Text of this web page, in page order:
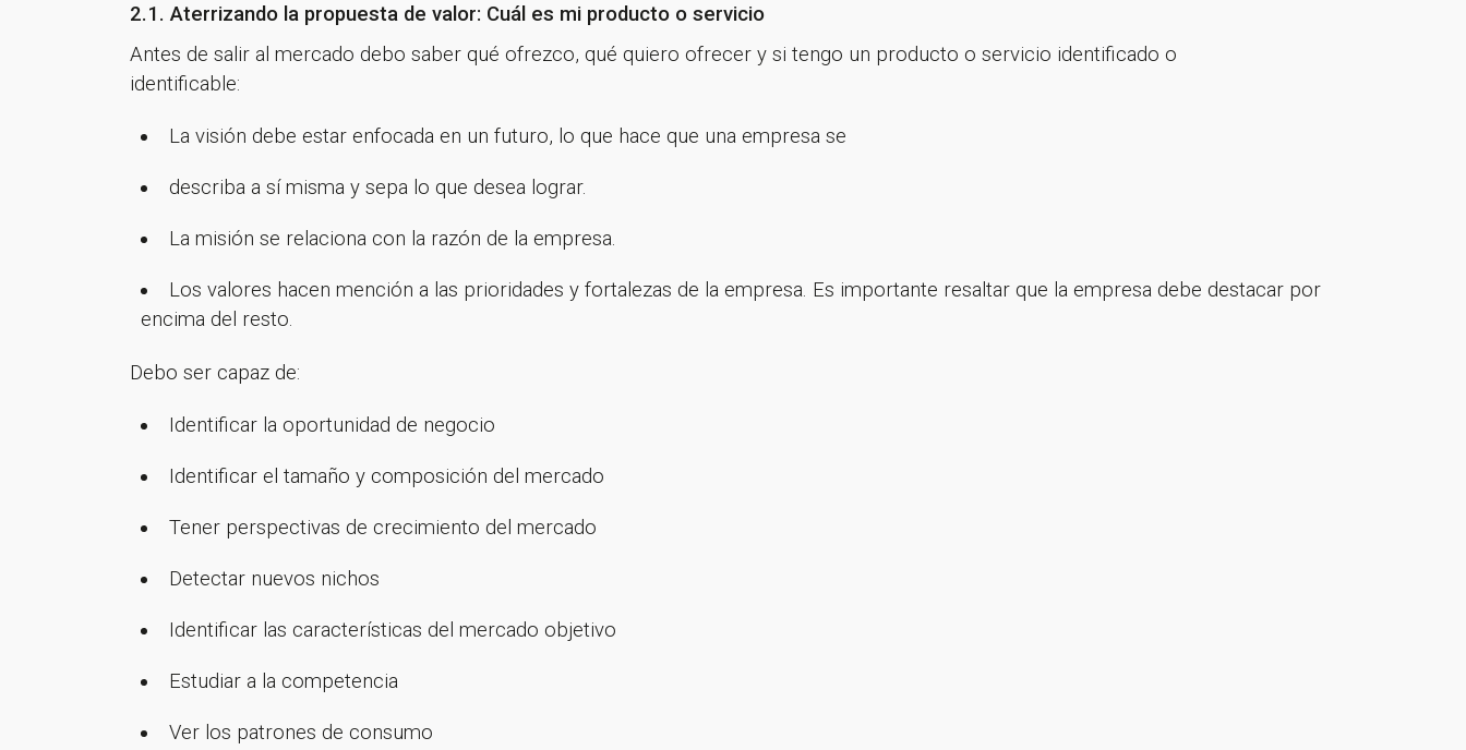
¡Gracias por suscribirte a nuestra newsletter!
¡Gracias por suscribirte a nuestra newsletter!
2.1. Aterrizando la propuesta de valor: Cuál es mi producto o servicio
Antes de salir al mercado debo saber qué ofrezco, qué quiero ofrecer y si tengo un producto o servicio identificado o
identificable:
La visión debe estar enfocada en un futuro, lo que hace que una empresa se
describa a sí misma y sepa lo que desea lograr.
La misión se relaciona con la razón de la empresa.
Los valores hacen mención a las prioridades y fortalezas de la empresa. Es importante resaltar que la empresa debe destacar por
encima del resto.
Debo ser capaz de:
Identificar la oportunidad de negocio
Identificar el tamaño y composición del mercado
Tener perspectivas de crecimiento del mercado
Detectar nuevos nichos
Identificar las características del mercado objetivo
Estudiar a la competencia
Ver los patrones de consumo